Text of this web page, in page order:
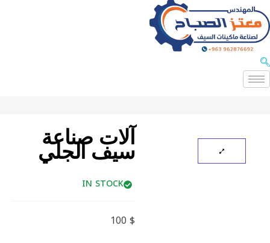
شركة الصباح لصناعة آلات سيف الجلي وصناعة ماكينات الليف و خلاطات المواد الكيميائية والتجميلية وجميع ملحقاتها وقطع غيارها.
آلات صناعة
سيف الجلي
IN STOCK
100$